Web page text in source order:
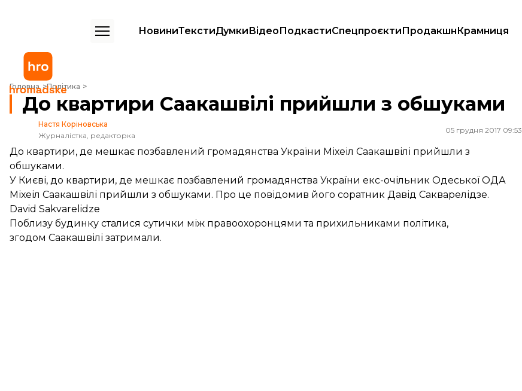
НовиниТекстиДумкиВідеоПодкастиСпецпроєктиПродакшнКрамниця
Головна Політика
До квартири Саакашвілі прийшли з обшуками
До квартири Саакашвілі прийшли з обшуками
Настя Коріновська
Журналістка, редакторка
05 грудня 2017 09:53
До квартири, де мешкає позбавлений громадянства України Міхеіл Саакашвілі прийшли з
обшуками.
У Києві, до квартири, де мешкає позбавлений громадянства України екс-очільник Одеської ОДА
Міхеіл Саакашвілі прийшли з обшуками. Про це повідомив його соратник Давід Сакварелідзе.
David Sakvarelidze
Поблизу будинку сталися сутички між правоохоронцями та прихильниками політика,
згодом Саакашвілі затримали.